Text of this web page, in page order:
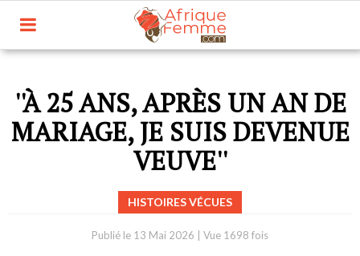
''À 25 ANS, APRÈS UN AN DE
MARIAGE, JE SUIS DEVENUE
VEUVE''
HISTOIRES VÉCUES
Publié le 13 Mai 2026 Vue 1698 fois